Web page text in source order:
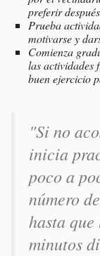
preferir
Prueba
motivarse y
Comienza
las actividades
buen ejercicio
"Si no
inicia
poco a
número
hasta
minutos